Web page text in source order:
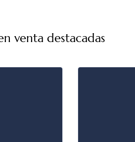
venta destacadas